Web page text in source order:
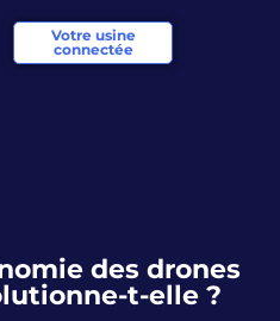
Votre usine
connectée
des drones
t-elle ?